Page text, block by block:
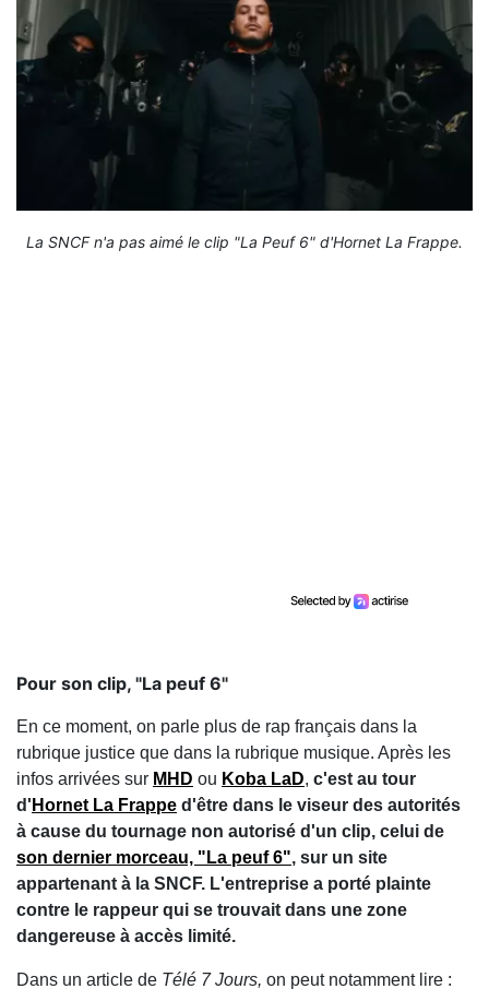
La SNCF n'a pas aimé le clip "La Peuf 6" d'Hornet La Frappe.
Pour son clip, "La peuf 6"
En ce moment, on parle plus de rap français dans la
rubrique justice que dans la rubrique musique. Après les
infos arrivées sur MHD ou Koba LaD, c'est au tour
d' Hornet La Frappe d'être dans le viseur des autorités
à cause du tournage non autorisé d'un clip, celui de
son dernier morceau, "La peuf 6", sur un site
appartenant à la SNCF. L'entreprise a porté plainte
contre le rappeur qui se trouvait dans une zone
dangereuse à accès limité.
Dans un article de Télé 7 Jours, on peut notamment lire :